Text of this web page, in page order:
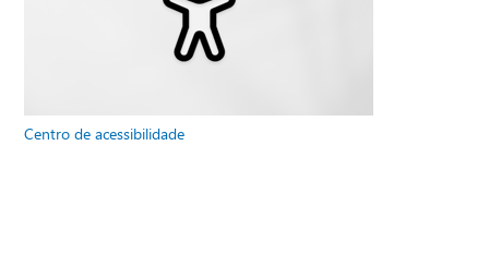
Centro de acessibilidade